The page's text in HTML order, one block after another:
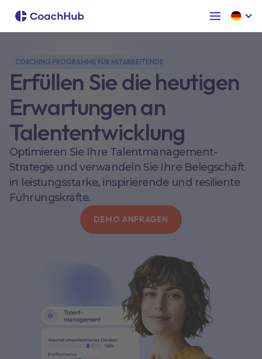
COACHING PROGRAMME FÜR MITARBEITENDE
Erfüllen Sie die heutigen
Erwartungen an
Talententwicklung
Optimieren Sie Ihre Talentmanagement-
Strategie und verwandeln Sie Ihre Belegschaft
in leistungsstarke, inspirierende und resiliente
Führungskräfte.
DEMO ANFRAGEN